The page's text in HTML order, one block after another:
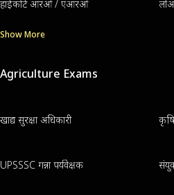
हाईकोर्ट आरओ / एआरओ
Show More
Agriculture Exams
खाद्य सुरक्षा अधिकारी
UPSSSC गन्ना पर्यवेक्षक